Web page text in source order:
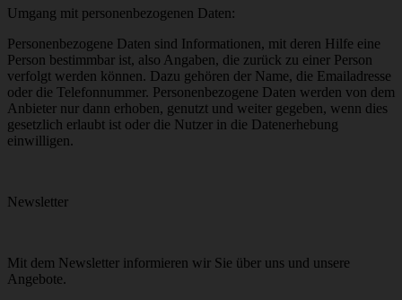
Umgang mit personenbezogenen Daten:
Personenbezogene Daten sind Informationen, mit deren Hilfe eine
Person bestimmbar ist, also Angaben, die zurück zu einer Person
verfolgt werden können. Dazu gehören der Name, die Emailadresse
oder die Telefonnummer. Personenbezogene Daten werden von dem
Anbieter nur dann erhoben, genutzt und weiter gegeben, wenn dies
gesetzlich erlaubt ist oder die Nutzer in die Datenerhebung
einwilligen.
Newsletter
Mit dem Newsletter informieren wir Sie über uns und unsere
Angebote.